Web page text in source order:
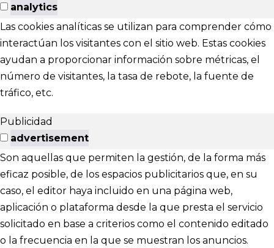
analytics
Las cookies analíticas se utilizan para comprender cómo
interactúan los visitantes con el sitio web. Estas cookies
ayudan a proporcionar información sobre métricas, el
número de visitantes, la tasa de rebote, la fuente de
tráfico, etc.
Publicidad
advertisement
Son aquellas que permiten la gestión, de la forma más
eficaz posible, de los espacios publicitarios que, en su
caso, el editor haya incluido en una página web,
aplicación o plataforma desde la que presta el servicio
solicitado en base a criterios como el contenido editado
o la frecuencia en la que se muestran los anuncios.